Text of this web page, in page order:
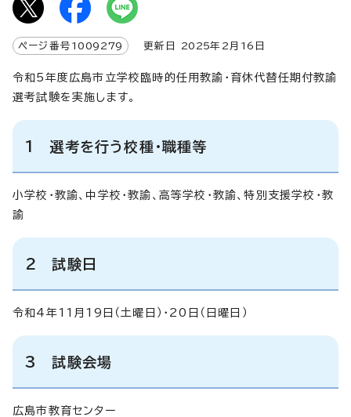
ページ番号 1009279 更新日 2025年2月 16 日
令和5年度広島市立学校臨時的任用教諭・育休代替任期付教諭
選考試験を実施します。
1 選考を行う校種・職種等
小学校・教諭、中学校・教諭、高等学校・教諭、特別支援学校・教
諭
2 試験日
令和4年11月19日（土曜日）・20日（日曜日）
3 試験会場
広島市教育センター